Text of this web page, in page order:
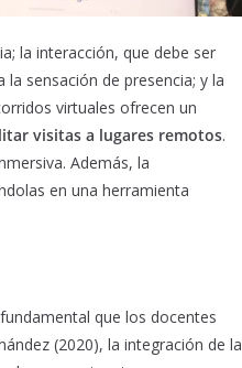
la interacción, que debe ser
sensación de presencia; y la
virtuales ofrecen un
visitas a lugares remotos.
Además, la
en una herramienta
que los docentes
(2020), la integración de la